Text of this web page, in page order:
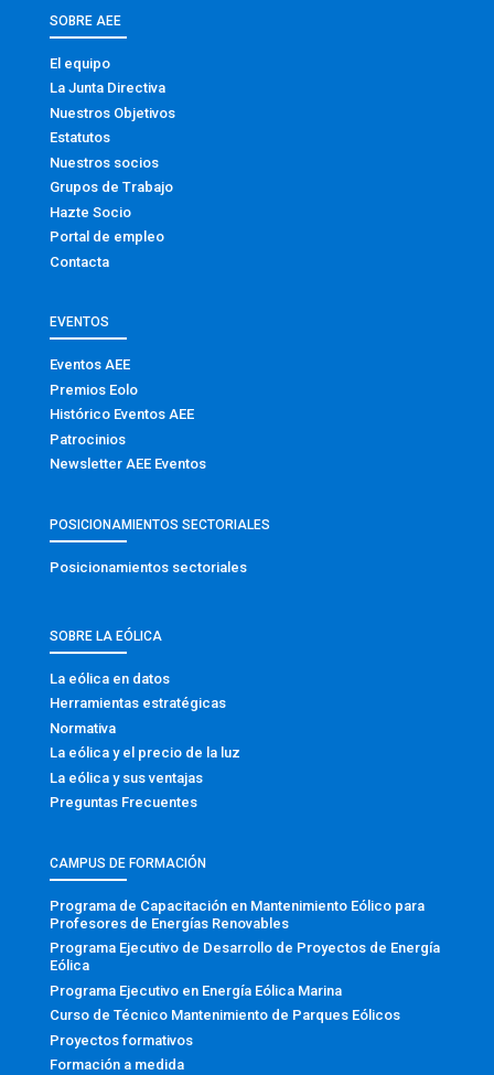
SOBRE AEE
El equipo
La Junta Directiva
Nuestros Objetivos
Estatutos
Nuestros socios
Grupos de Trabajo
Hazte Socio
Portal de empleo
Contacta
EVENTOS
Eventos AEE
Premios Eolo
Histórico Eventos AEE
Patrocinios
Newsletter AEE Eventos
POSICIONAMIENTOS SECTORIALES
Posicionamientos sectoriales
SOBRE LA EÓLICA
La eólica en datos
Herramientas estratégicas
Normativa
La eólica y el precio de la luz
La eólica y sus ventajas
Preguntas Frecuentes
CAMPUS DE FORMACIÓN
Programa de Capacitación en Mantenimiento Eólico para
Profesores de Energías Renovables
Programa Ejecutivo de Desarrollo de Proyectos de Energía
Eólica
Programa Ejecutivo en Energía Eólica Marina
Curso de Técnico Mantenimiento de Parques Eólicos
Proyectos formativos
Formación a medida